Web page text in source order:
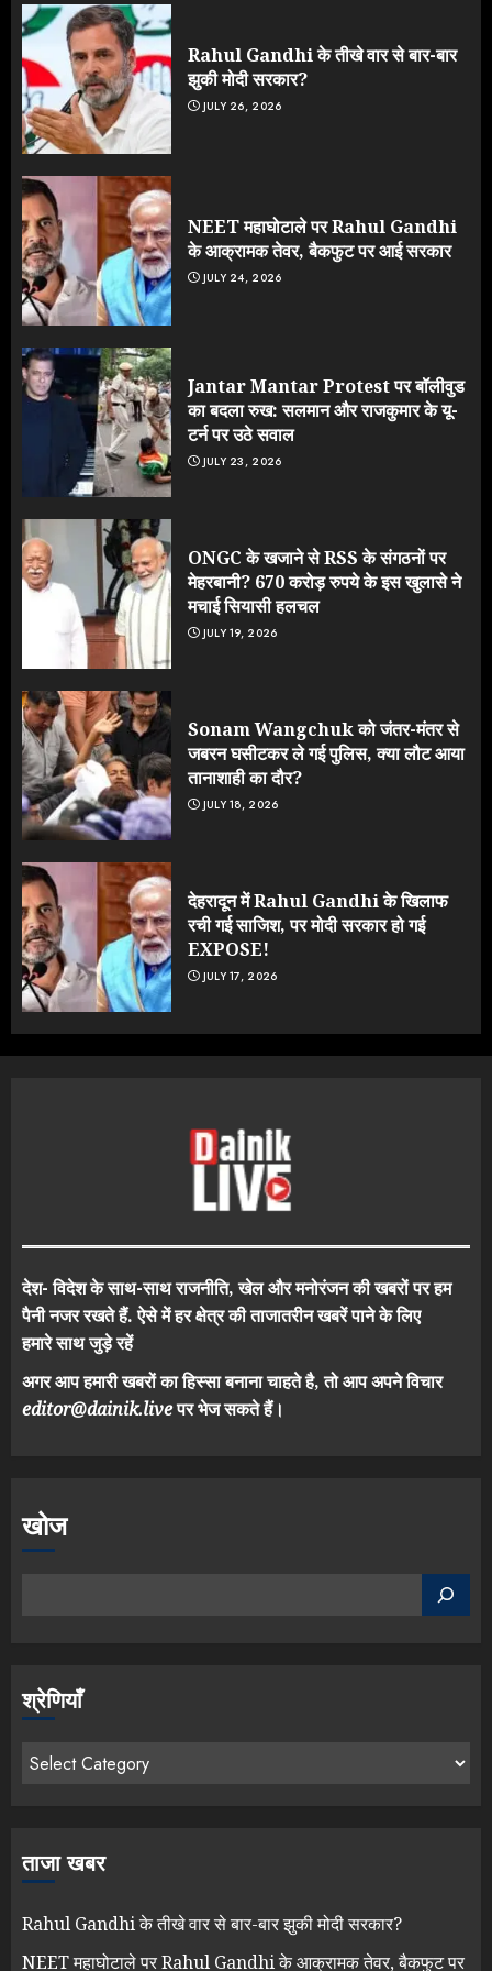
Rahul Gandhi के तीखे वार से बार-बार
झुकी मोदी सरकार?
JULY 26, 2026
NEET महाघोटाले पर Rahul Gandhi
के आक्रामक तेवर, बैकफुट पर आई सरकार
JULY 24, 2026
Jantar Mantar Protest पर बॉलीवुड
का बदला रुख: सलमान और राजकुमार के यू-
टर्न पर उठे सवाल
JULY 23, 2026
ONGC के खजाने से RSS के संगठनों पर
मेहरबानी? 670 करोड़ रुपये के इस खुलासे ने
मचाई सियासी हलचल
JULY 19, 2026
Sonam Wangchuk को जंतर-मंतर से
जबरन घसीटकर ले गई पुलिस, क्या लौट आया
तानाशाही का दौर?
JULY 18, 2026
देहरादून में Rahul Gandhi के खिलाफ
रची गई साजिश, पर मोदी सरकार हो गई
EXPOSE!
JULY 17, 2026
देश- विदेश के साथ-साथ राजनीति, खेल और मनोरंजन की खबरों पर हम
पैनी नजर रखते हैं. ऐसे में हर क्षेत्र की ताजातरीन खबरें पाने के लिए
हमारे साथ जुड़े रहें
अगर आप हमारी खबरों का हिस्सा बनाना चाहते है, तो आप अपने विचार
editor@dainik.liveपर भेज सकते हैं।
खोज
श्रेणियाँ
ताजा खबर
Rahul Gandhi के तीखे वार से बार-बार झुकी मोदी सरकार?
NEET महाघोटाले पर Rahul Gandhi के आक्रामक तेवर, बैकफुट पर